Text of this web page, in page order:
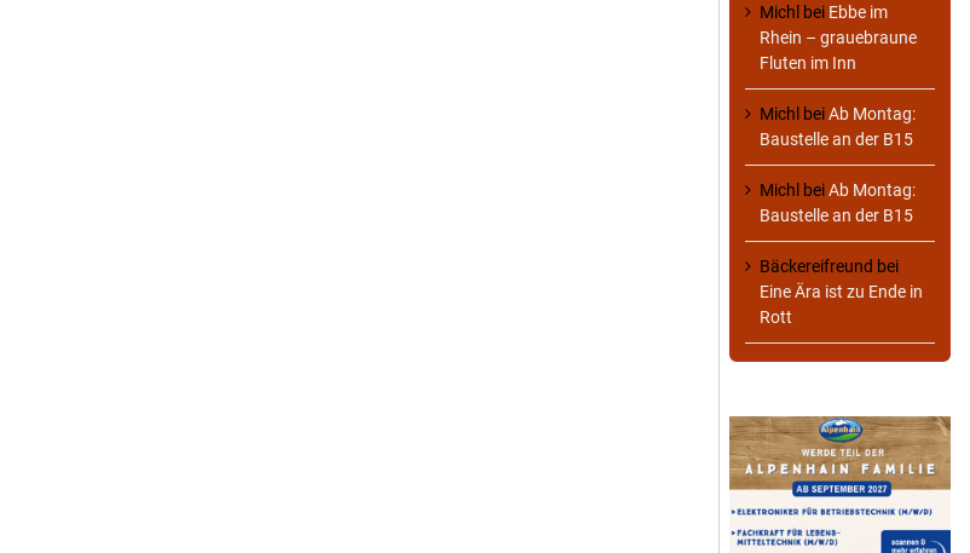
Michl bei Ebbe im
Rhein – grauebraune
Fluten im Inn
Michl beiAb Montag:
Baustelle an der B15
Michl beiAb Montag:
Baustelle an der B15
Bäckereifreund bei
Eine Ära ist zu Ende in
Rott